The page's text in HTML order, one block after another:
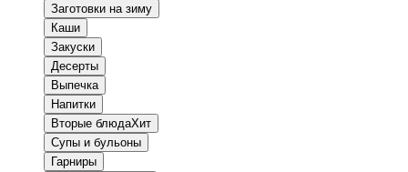
Заготовки на зиму
Каши
Закуски
Десерты
Выпечка
Напитки
Вторые блюдаХит
Супы и бульоны
Гарниры